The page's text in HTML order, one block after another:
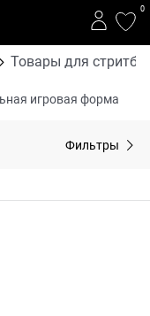
0
Товары для
игровая форма
Фильтры